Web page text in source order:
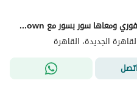
فيلا 385م double height استلام فوري ومعاها سور بسور مع sodic eastown
الجديدة، القاهرة
اتصل